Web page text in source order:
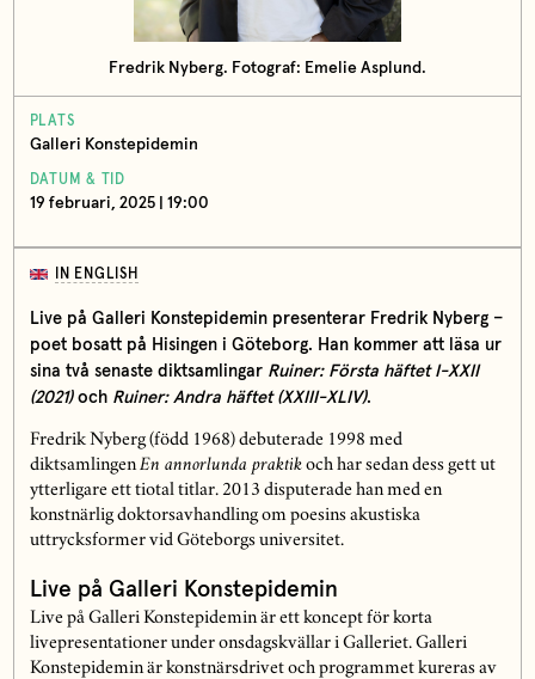
Fredrik Nyberg. Fotograf: Emelie Asplund.
PLATS
Galleri Konstepidemin
DATUM & TID
19 februari, 2025 | 19:00
IN ENGLISH
Live på Galleri Konstepidemin presenterar Fredrik Nyberg –
poet bosatt på Hisingen i Göteborg. Han kommer att läsa ur
sina två senaste diktsamlingar Ruiner: Första häftet I-XXII
(2021)och Ruiner: Andra häftet (XXIII-XLIV).
Fredrik Nyberg (född 1968) debuterade 1998 med
diktsamlingenEn annorlunda praktikoch har sedan dess gett ut
ytterligare ett tiotal titlar. 2013 disputerade han med en
konstnärlig doktorsavhandling om poesins akustiska
uttrycksformer vid Göteborgs universitet.
Live på Galleri Konstepidemin
Live på Galleri Konstepidemin är ett koncept för korta
livepresentationer under onsdagskvällar i Galleriet. Galleri
Konstepidemin är konstnärsdrivet och programmet kureras av